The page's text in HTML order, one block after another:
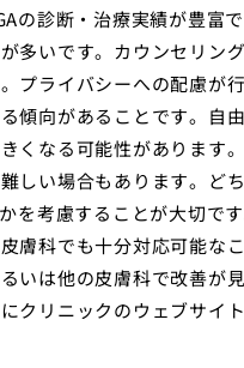
の診断・治療実績が豊富
多いです。カウンセリン
プライバシーへの配慮が
傾向があることです。自
くなる可能性があります
しい場合もあります。ど
を考慮することが大切で
膚科でも十分対応可能な
いは他の皮膚科で改善が
クリニックのウェブサイ